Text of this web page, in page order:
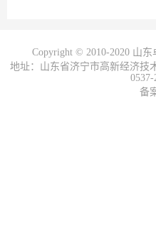
Copyright © 2010-2020 山
地址：山东省济宁市高新经济技
0537-
备